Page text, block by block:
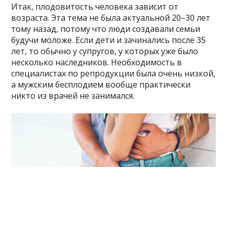
Итак, плодовитость человека зависит от
возраста. Эта тема не была актуальной 20–30 лет
тому назад, потому что люди создавали семьи
будучи моложе. Если дети и зачинались после 35
лет, то обычно у супругов, у которых уже было
несколько наследников. Необходимость в
специалистах по репродукции была очень низкой,
а мужским бесплодием вообще практически
никто из врачей не занимался.